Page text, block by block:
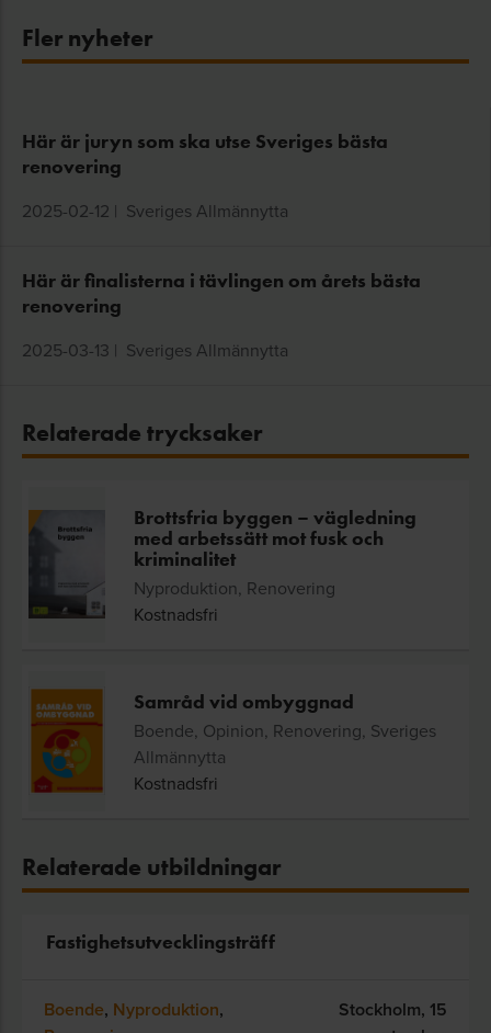
Fler nyheter
Här är juryn som ska utse Sveriges bästa
renovering
2025-02-12 | Sveriges Allmännytta
Här är finalisterna i tävlingen om årets bästa
renovering
2025-03-13 | Sveriges Allmännytta
Relaterade trycksaker
Brottsfria byggen – vägledning
med arbetssätt mot fusk och
kriminalitet
Nyproduktion, Renovering
Kostnadsfri
Samråd vid ombyggnad
Boende, Opinion, Renovering, Sveriges
Allmännytta
Kostnadsfri
Relaterade utbildningar
Fastighetsutvecklingsträff
Boende, Nyproduktion,
Stockholm, 15